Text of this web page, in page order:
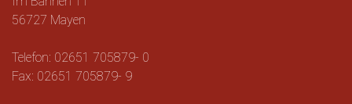
56727 Mayen
Telefon: 02651 705879- 0
Fax: 02651 705879- 9